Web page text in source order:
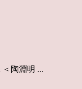
陶淵明 ...